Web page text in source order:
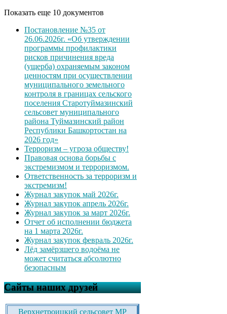
Показать еще 10 документов
Постановление №35 от
26.06.2026г. «Об утверждении
программы профилактики
рисков причинения вреда
(ущерба) охраняемым законом
ценностям при осуществлении
муниципального земельного
контроля в границах сельского
поселения Старотуймазинский
сельсовет муниципального
района Туймазинский район
Республики Башкортостан на
2026 год»
Терроризм – угроза обществу!
Правовая основа борьбы с
экстремизмом и терроризмом.
Ответственность за терроризм и
экстремизм!
Журнал закупок май 2026г.
Журнал закупок апрель 2026г.
Журнал закупок за март 2026г.
Отчет об исполнении бюджета
на 1 марта 2026г.
Журнал закупок февраль 2026г.
Лёд замёрзшего водоёма не
может считаться абсолютно
безопасным
Сайты наших друзей
Верхнетроицкий сельсовет МР